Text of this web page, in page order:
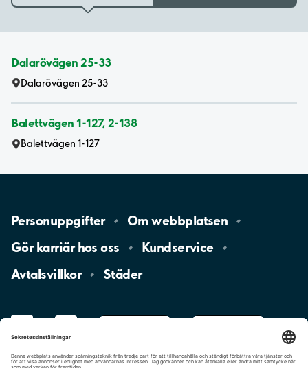
Dalarövägen 25-33
Dalarövägen 25-33
Balettvägen 1-127, 2-138
Balettvägen 1-127
Personuppgifter Omwebbplatsen
Gör karriär hososs
Kundservice
Avtalsvillkor
Städer